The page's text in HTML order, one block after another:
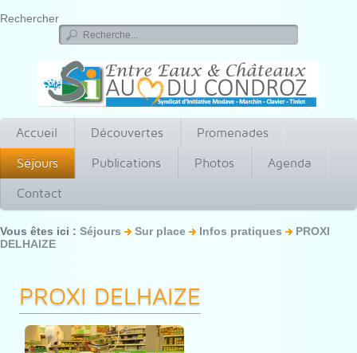
Rechercher
Accueil Découvertes
Promenades
Séjours
Publications Photos
Agenda
Contact
Vous êtes ici : Séjours Sur place Infos pratiques
PROXI
DELHAIZE
PROXI DELHAIZE